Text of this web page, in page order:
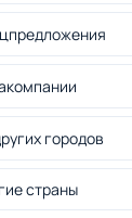
городов
страны